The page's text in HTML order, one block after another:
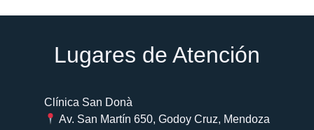
Lugares de Atención​
Clínica San Donà
Av. San Martín 650, Godoy Cruz, Mendoza